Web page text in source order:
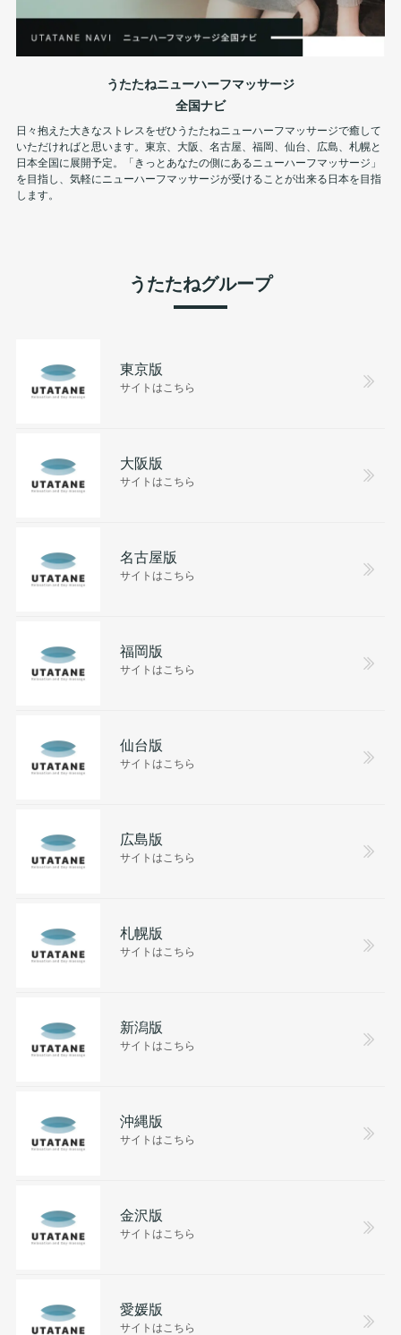
うたたねニューハーフマッサージ
全国ナビ
日々抱えた大きなストレスをぜひうたたねニューハーフマッサージで癒して
いただければと思います。東京、大阪、名古屋、福岡、仙台、広島、札幌と
日本全国に展開予定。「きっとあなたの側にあるニューハーフマッサージ」
を目指し、気軽にニューハーフマッサージが受けることが出来る日本を目指
します。
うたたねグループ
東京版
サイトはこちら
大阪版
サイトはこちら
名古屋版
サイトはこちら
福岡版
サイトはこちら
仙台版
サイトはこちら
広島版
サイトはこちら
札幌版
サイトはこちら
新潟版
サイトはこちら
沖縄版
サイトはこちら
金沢版
サイトはこちら
愛媛版
サイトはこちら